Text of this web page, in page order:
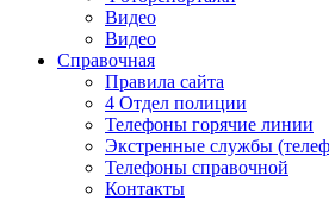
Видео
Видео
Справочная
Правила сайта
4 Отдел полиции
Телефоны горячие линии
Экстренные службы
Телефоны справочной
Контакты